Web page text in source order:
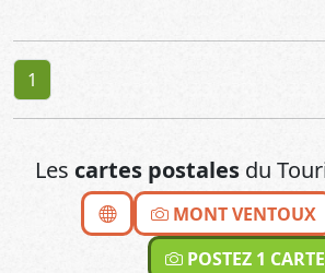
1
Les cartes postales du
MONT VENTOUX
POSTEZ 1 CARTE